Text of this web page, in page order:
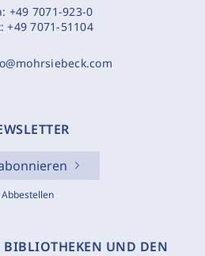
+49 7071-923-0
+49 7071-51104
Abbestellen
BIBLIOTHEKEN UND DEN